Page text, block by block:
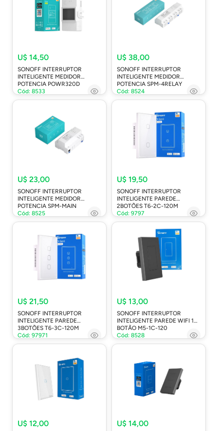
U$ 14,50
SONOFF INTERRUPTOR
INTELIGENTE MEDIDOR
POTENCIA POWR320D
Cód: 8533
U$ 38,00
SONOFF INTERRUPTOR
INTELIGENTE MEDIDOR
POTENCIA SPM-4RELAY
Cód: 8524
U$ 23,00
SONOFF INTERRUPTOR
INTELIGENTE MEDIDOR
POTENCIA SPM-MAIN
Cód: 8525
U$ 19,50
SONOFF INTERRUPTOR
INTELIGENTE PAREDE
2BOTÕES T6-2C-120M
Cód: 9797
U$ 21,50
SONOFF INTERRUPTOR
INTELIGENTE PAREDE
3BOTÕES T6-3C-120M
Cód: 97971
U$ 13,00
SONOFF INTERRUPTOR
INTELIGENTE PAREDE WIFI 1
BOTÃO M5-1C-120
Cód: 8528
U$ 12,00 U$ 14,00